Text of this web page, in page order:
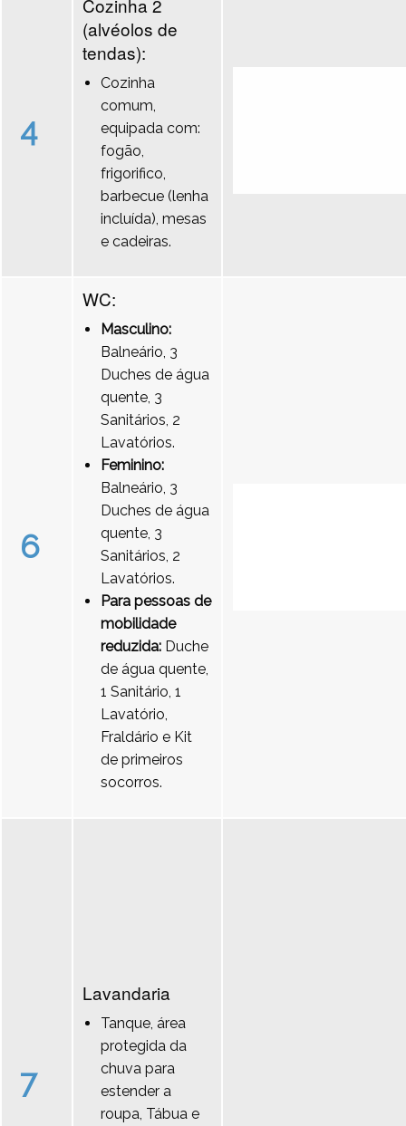
4
Cozinha 2
(alvéolos de
tendas):
Cozinha
comum,
equipada com:
fogão,
frigorifico,
barbecue (lenha
incluída), mesas
e cadeiras.
6
WC:
Masculino:
Balneário, 3
Duches de água
quente, 3
Sanitários, 2
Lavatórios.
Feminino:
Balneário, 3
Duches de água
quente, 3
Sanitários, 2
Lavatórios.
Para pessoas de
mobilidade
reduzida: Duche
de água quente,
1 Sanitário, 1
Lavatório,
Fraldário e Kit
de primeiros
socorros.
7
Lavandaria
Tanque, área
protegida da
chuva para
estender a
roupa, Tábua e